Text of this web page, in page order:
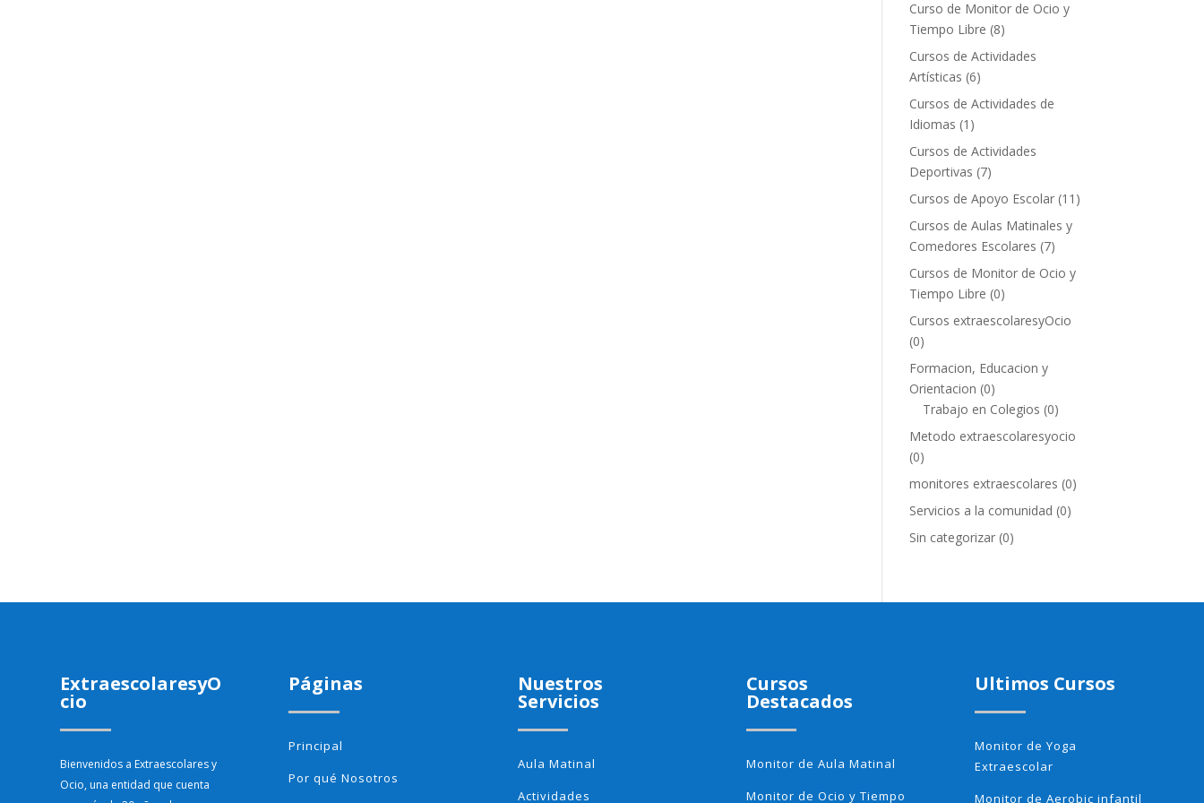
Curso de Monitor de Ocio y
Tiempo Libre (8)
Cursos de Actividades
Artísticas (6)
Cursos de Actividades de
Idiomas (1)
Cursos de Actividades
Deportivas (7)
Cursos de Apoyo Escolar (11)
Cursos de Aulas Matinales y
Comedores Escolares (7)
Cursos de Monitor de Ocio y
Tiempo Libre (0)
Cursos extraescolaresyOcio
(0)
Formacion, Educacion y
Orientacion (0)
Trabajo en Colegios (0)
Metodo extraescolaresyocio
(0)
monitores extraescolares (0)
Servicios a la comunidad (0)
Sin categorizar (0)
ExtraescolaresyO
cio
Bienvenidos a Extraescolares y
Ocio, una entidad que cuenta
Páginas
Principal
Por qué Nosotros
Nuestros
Servicios
Aula Matinal
Actividades
Cursos
Destacados
Monitor de Aula Matinal
Monitor de Ocio y Tiempo
Ultimos Cursos
Monitor de Yoga
Extraescolar
Monitor de Aerobic infantil